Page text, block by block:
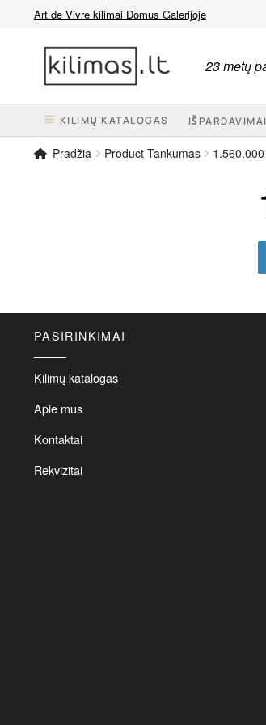
Art de Vivre kilimai Domus Galerijoje
prie
meniu
prie
turinio
23 metų
KILIMŲ KATALOGAS
Pradžia Product Tankumas
PASIRINKIMAI
Kilimų katalogas
Apie mus
Kontaktai
Rekvizitai